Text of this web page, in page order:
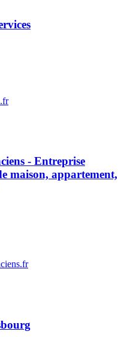
- Entreprise
maison, appartement,